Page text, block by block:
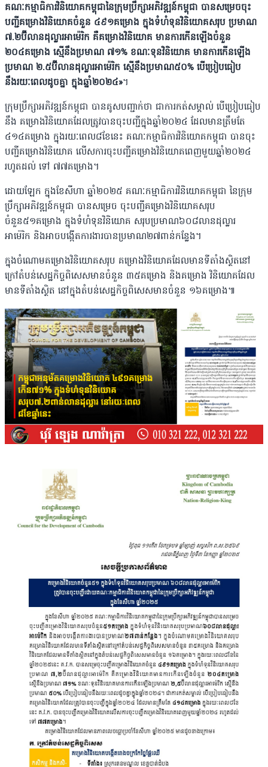
គណៈកម្មាធិការវិនិយោគកម្ពុជានៃក្រុមប្រឹក្សាអភិវឌ្ឍន៍កម្ពុជា បានសម្រេចចុះ
បញ្ជីគម្រោងវិនិយោគចំនួន ៤៩១គម្រោង ក្នុងទំហំទុនវិនិយោគសរុប ប្រមាណ
៧.២ប៊ីលានដុល្លារអាម៉េរិក គឺគម្រោងវិនិយោគ មានការកើនឡើងចំនួន
២០៤គម្រោង ស្មើនឹងប្រមាណ ៧១% ខណៈទុនវិនិយោគ មានការកើនឡើង
ប្រមាណ ២.៥ប៊ីលានដុល្លារអាម៉េរិក ស្មើនឹងប្រមាណ៥០% បើប្រៀបធៀប
នឹងរយៈពេលដូចគ្នា ក្នុងឆ្នាំ២០២៤»។
ក្រុមប្រឹក្សាអភិវឌ្ឍន៍កម្ពុជា បានគូសបញ្ជាក់ថា ជាការកត់សម្គាល់ បើប្រៀបធៀប
នឹង គម្រោងវិនិយោគដែលត្រូវបានចុះបញ្ជីក្នុងឆ្នាំ២០២៤ ដែលមានត្រឹមតែ
៤១៤គម្រោង ក្នុងរយៈពេល៨ខែនេះ គណៈកម្មាធិការវិនិយោគកម្ពុជា បានចុះ
បញ្ជីគម្រោងវិនិយោគ លើសការចុះបញ្ជីគម្រោងវិនិយោគពេញមួយឆ្នាំ២០២៤
រហូតដល់ ទៅ ៧៧គម្រោង។
ដោយឡែក ក្នុងខែសីហា ឆ្នាំ២០២៥ គណៈកម្មាធិការវិនិយោគកម្ពុជា នៃក្រុម
ប្រឹក្សាអភិវឌ្ឍន៍កម្ពុជា បានសម្រេច ចុះបញ្ជីគម្រោងវិនិយោគសរុប
ចំនួន៥១គម្រោង ក្នុងទំហំទុនវិនិយោគ សរុបប្រមាណ៦០៨លានដុល្លារ
អាម៉េរិក និងអាចបង្កើតការងារបានប្រមាណ២៧ពាន់កន្លែង។
ក្នុងចំណោមគម្រោងវិនិយោគសរុប គម្រោងវិនិយោគដែលមានទីតាំងស្ថិតនៅ
ក្រៅតំបន់សេដ្ឋកិច្ចពិសេសមានចំនួន ៣៥គម្រោង និងគម្រោង វិនិយោគដែល
មានទីតាំងស្ថិត នៅក្នុងតំបន់សេដ្ឋកិច្ចពិសេសមានចំនួន ១៦គម្រោង៕